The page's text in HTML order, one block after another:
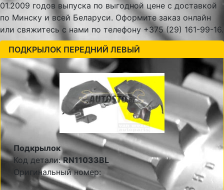
01.2009 годов выпуска по выгодной цене с доставкой
по Минску и всей Беларуси. Оформите заказ онлайн
или свяжитесь с нами по телефону +375 (29) 161-99-16.
ПОДКРЫЛОК ПЕРЕДНИЙ ЛЕВЫЙ
Подкрылок
Код детали:RN11033BL
Оригинальный номер: